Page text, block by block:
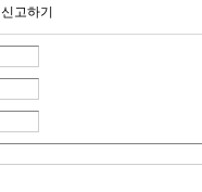
신고하기